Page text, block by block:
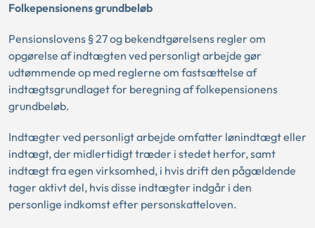
Folkepensionens grundbeløb
Pensionslovens § 27 og bekendtgørelsens regler om
opgørelse af indtægten ved personligt arbejde gør
udtømmende op med reglerne om fastsættelse af
indtægtsgrundlaget for beregning af folkepensionens
grundbeløb.
Indtægter ved personligt arbejde omfatter lønindtægt eller
indtægt, der midlertidigt træder i stedet herfor, samt
indtægt fra egen virksomhed, i hvis drift den pågældende
tager aktivt del, hvis disse indtægter indgår i den
personlige indkomst efter personskatteloven.